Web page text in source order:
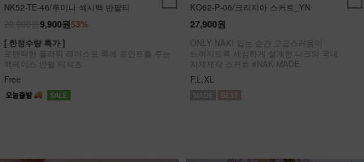
NK52-TE-46/루미나 섹시백 반팔티
53%
9,900원
[ 한정수량 특가 ]
로맨틱한 플라워 레이스로 룩에 포인트를 주는
백레이스 반팔 티셔츠
Free
KO62-P-06/크리지아 스커트_YN
27,900원
ONLY NAK! 입는 순간 고급스러움이
느껴지도록 세심하게 설계한 나크의 국내
자체제작 스커트 #NAK MADE.
F,L,XL